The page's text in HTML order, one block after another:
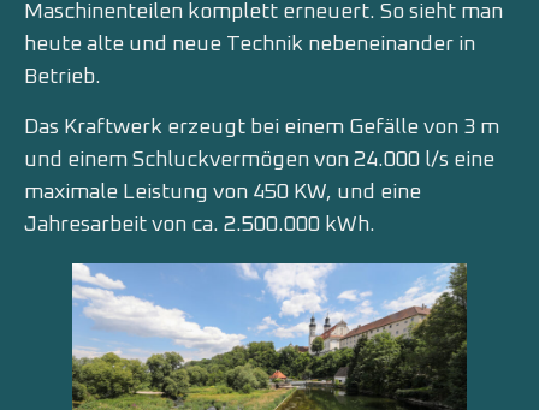
Maschinenteilen komplett erneuert. So sieht man
heute alte und neue Technik nebeneinander in
Betrieb.
Das Kraftwerk erzeugt bei einem Gefälle von 3 m
und einem Schluckvermögen von 24.000 l/s eine
maximale Leistung von 450 KW, und eine
Jahresarbeit von ca. 2.500.000 kWh.